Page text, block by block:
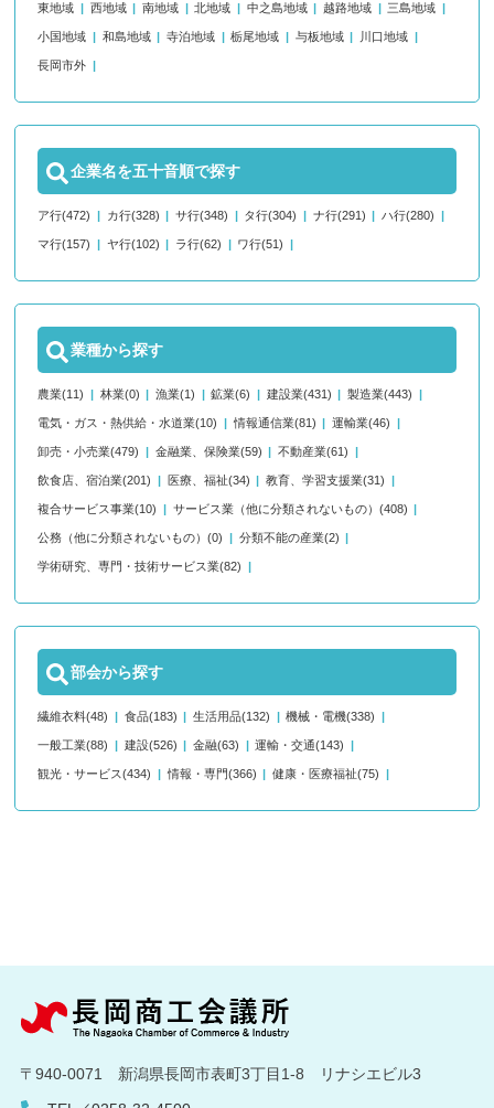
東地域 西地域 南地域 北地域 中之島地域 越路地域 三島地域
小国地域 和島地域 寺泊地域 栃尾地域 与板地域 川口地域
長岡市外
企業名を五十音順で探す
ア行(472) カ行(328) サ行(348) タ行(304) ナ行(291) ハ行(280)
マ行(157) ヤ行(102) ラ行(62) ワ行(51)
業種から探す
農業(11) 林業(0) 漁業(1) 鉱業(6) 建設業(431) 製造業(443)
電気・ガス・熱供給・水道業(10) 情報通信業(81) 運輸業(46)
卸売・小売業(479) 金融業、保険業(59) 不動産業(61)
飲食店、宿泊業(201) 医療、福祉(34) 教育、学習支援業(31)
複合サービス事業(10) サービス業（他に分類されないもの）(408)
公務（他に分類されないもの）(0) 分類不能の産業(2)
学術研究、専門・技術サービス業(82)
部会から探す
繊維衣料(48) 食品(183) 生活用品(132) 機械・電機(338)
一般工業(88) 建設(526) 金融(63) 運輸・交通(143)
観光・サービス(434) 情報・専門(366) 健康・医療福祉(75)
〒940-0071 新潟県長岡市表町3丁目1-8 リナシエビル3